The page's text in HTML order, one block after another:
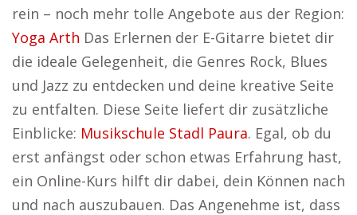
rein – noch mehr tolle Angebote aus der Region:
Yoga Arth Das Erlernen der E-Gitarre bietet dir
die ideale Gelegenheit, die Genres Rock, Blues
und Jazz zu entdecken und deine kreative Seite
zu entfalten. Diese Seite liefert dir zusätzliche
Einblicke: Musikschule Stadl Paura. Egal, ob du
erst anfängst oder schon etwas Erfahrung hast,
ein Online-Kurs hilft dir dabei, dein Können nach
und nach auszubauen. Das Angenehme ist, dass